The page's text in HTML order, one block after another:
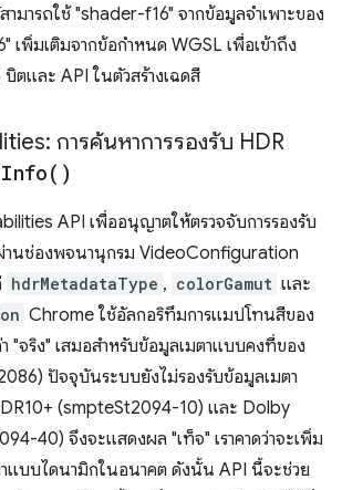
มารถใช้ "shader-f16" จากข้อมูลจำเพาะของ
เพิ่มเติมจากข้อกำหนด WGSL เพื่อเข้าถึง
ตและ API ในตัวสร้างเฉดสี
การค้นหาการรองรับ HDR
Info( )
API เพื่ออนุญาตให้ตรวจจับการรองรับ
านช่องพจนานุกรม VideoConfiguration
hdrMetadataType , colorGamut และ
Chrome ใช้อัลกอริทึมการแมปโทนสีของ
"จริง" เสมอสำหรับข้อมูลเมตาแบบคงที่ของ
ปัจจุบันระบบยังไม่รองรับข้อมูลเมตา
(smpteSt2094-10) และ Dolby
40) จึงจะแสดงผล "เท็จ" เราคาดว่าจะเพิ่ม
าแบบไดนามิกในอนาคต ดังนั้น API นี้จะช่วย